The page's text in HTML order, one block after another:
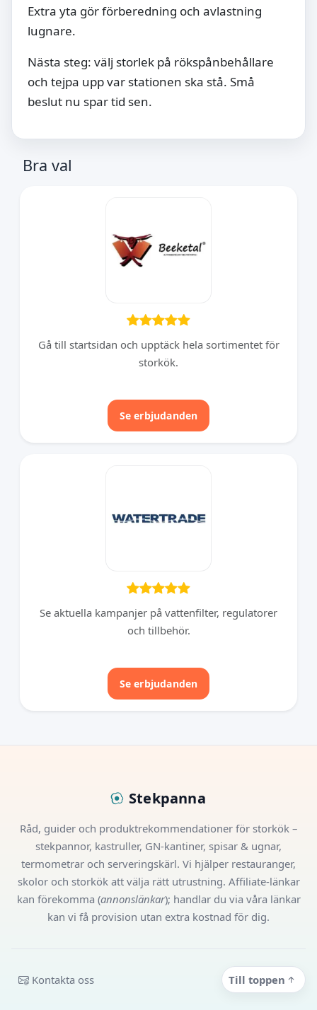
Extra yta gör förberedning och avlastning
lugnare.
Nästa steg: välj storlek på rökspånbehållare
och tejpa upp var stationen ska stå. Små
beslut nu spar tid sen.
Bra val
Gå till startsidan och upptäck hela sortimentet för
storkök.
Se erbjudanden
Se aktuella kampanjer på vattenfilter, regulatorer
och tillbehör.
Se erbjudanden
Stekpanna
Råd, guider och produktrekommendationer för storkök –
stekpannor, kastruller, GN-kantiner, spisar & ugnar,
termometrar och serveringskärl. Vi hjälper restauranger,
skolor och storkök att välja rätt utrustning. Affiliate-länkar
kan förekomma (annonslänkar); handlar du via våra länkar
kan vi få provision utan extra kostnad för dig.
Kontakta oss Till toppen